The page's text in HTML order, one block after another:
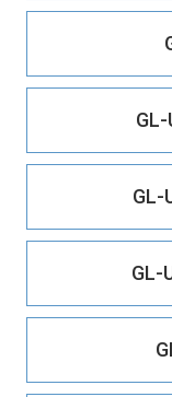
GL-
GL-